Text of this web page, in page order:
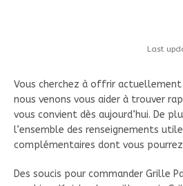
Last
Vous cherchez à offrir actuellement
nous venons vous aider à trouver
vous convient dès aujourd’hui. De
l’ensemble des renseignements
complémentaires dont vous pourrez
Des soucis pour commander Grille